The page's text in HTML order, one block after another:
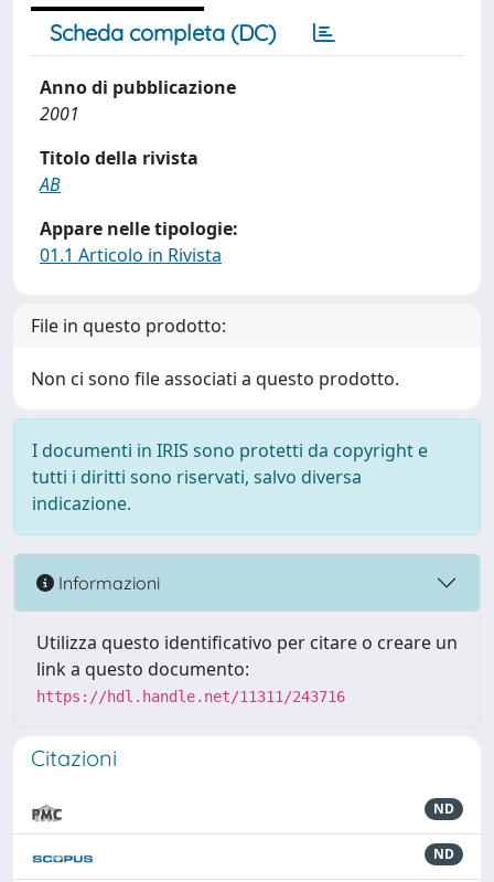
Scheda completa (DC)
Anno di pubblicazione
2001
Titolo della rivista
AB
Appare nelle tipologie:
01.1 Articolo in Rivista
File in questo prodotto:
Non ci sono file associati a questo prodotto.
I documenti in IRIS sono protetti da copyright e
tutti i diritti sono riservati, salvo diversa
indicazione.
Informazioni
Utilizza questo identificativo per citare o creare un
link a questo documento:
https://hdl.handle.net/11311/243716
Citazioni
ND
ND